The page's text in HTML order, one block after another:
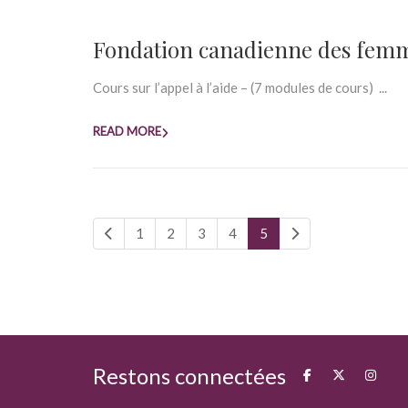
Fondation canadienne des
Cours sur l’appel à l’aide – (7 modules de cours) ...
READ MORE
1 2 3 4 5
Restons connectées